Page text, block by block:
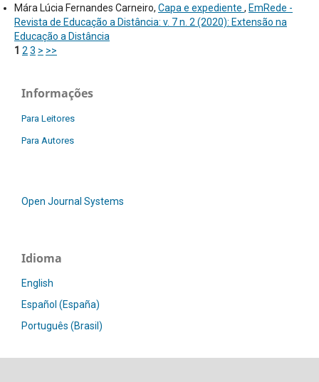
Mára Lúcia Fernandes Carneiro, Capa e expediente , EmRede -
Revista de Educação a Distância: v. 7 n. 2 (2020): Extensão na
Educação a Distância
1 2 3 > >>
Informações
Para Leitores
Para Autores
Open Journal Systems
Idioma
English
Español (España)
Português (Brasil)